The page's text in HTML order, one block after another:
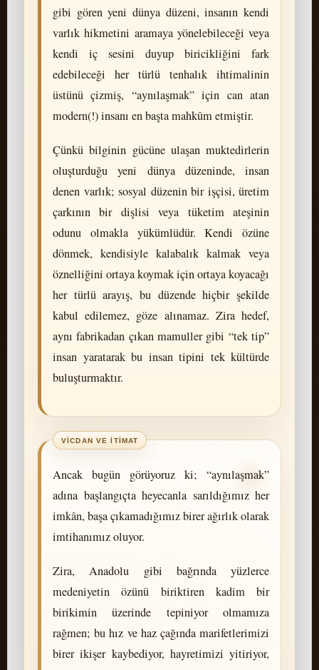
gibi gören yeni dünya düzeni, insanın kendi
varlık hikmetini aramaya yönelebileceği veya
kendi iç sesini duyup biricikliğini fark
edebileceği her türlü tenhalık ihtimalinin
üstünü çizmiş, “aynılaşmak” için can atan
modern(!) insanı en başta mahkûm etmiştir.
Çünkü bilginin gücüne ulaşan muktedirlerin
oluşturduğu yeni dünya düzeninde, insan
denen varlık; sosyal düzenin bir işçisi, üretim
çarkının bir dişlisi veya tüketim ateşinin
odunu olmakla yükümlüdür. Kendi özüne
dönmek, kendisiyle kalabalık kalmak veya
öznelliğini ortaya koymak için ortaya koyacağı
her türlü arayış, bu düzende hiçbir şekilde
kabul edilemez, göze alınamaz. Zira hedef,
aynı fabrikadan çıkan mamuller gibi “tek tip”
insan yaratarak bu insan tipini tek kültürde
buluşturmaktır.
Ancak bugün görüyoruz ki; “aynılaşmak”
adına başlangıçta heyecanla sarıldığımız her
imkân, başa çıkamadığımız birer ağırlık olarak
imtihanımız oluyor.
Zira, Anadolu gibi bağrında yüzlerce
medeniyetin özünü biriktiren kadim bir
birikimin üzerinde tepiniyor olmamıza
rağmen; bu hız ve haz çağında marifetlerimizi
birer ikişer kaybediyor, hayretimizi yitiriyor,